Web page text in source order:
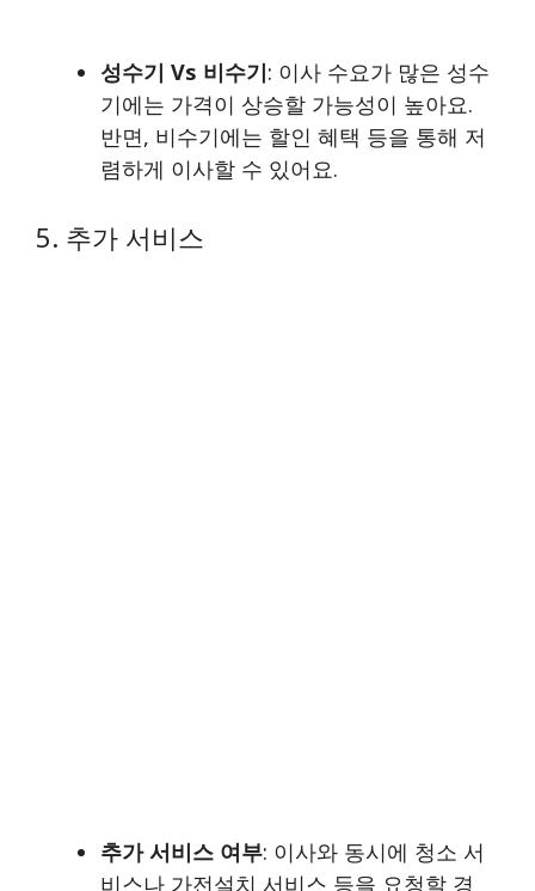
성수기 Vs 비수기: 이사 수요가 많은 성수
기에는 가격이 상승할 가능성이 높아요.
반면, 비수기에는 할인 혜택 등을 통해 저
렴하게 이사할 수 있어요.
5. 추가 서비스
추가 서비스 여부: 이사와 동시에 청소 서
비스나 가전설치 서비스 등을 요청할 경